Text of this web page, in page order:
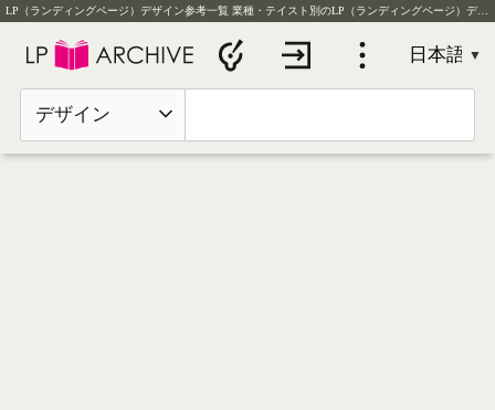
LP（ランディングページ）デザイン参考一覧 業種・テイスト別のLP（ランディングページ）デザイン実例を毎日更新
デザイン